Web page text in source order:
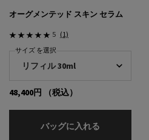
オーグメンテッド スキン セラム
5 (1)
サイズ を選択
48,400円 （税込）
バッグに入れる